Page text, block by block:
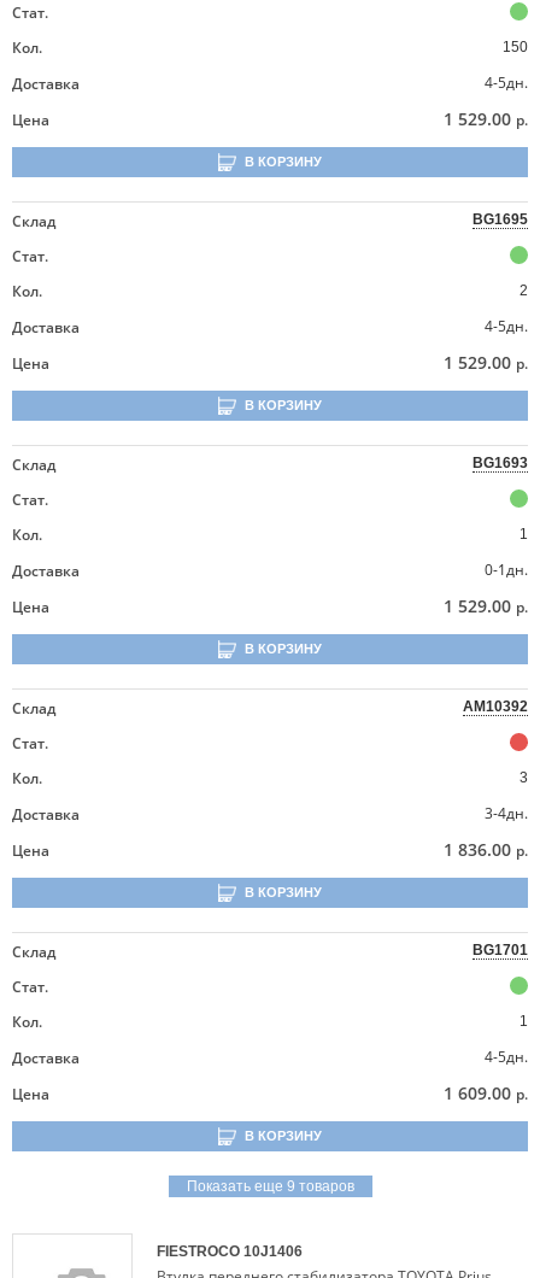
Стат.
Кол.
150
Доставка
4-5дн.
Цена
1 529.00 р.
В КОРЗИНУ
Склад BG1695
Стат.
Кол.
2
Доставка
4-5дн.
Цена
1 529.00 р.
В КОРЗИНУ
Склад BG1693
Стат.
Кол.
1
Доставка
0-1дн.
Цена
1 529.00 р.
В КОРЗИНУ
Склад AM10392
Стат.
Кол.
3
Доставка
3-4дн.
Цена
1 836.00 р.
В КОРЗИНУ
Склад BG1701
Стат.
Кол.
1
Доставка
4-5дн.
Цена
1 609.00 р.
В КОРЗИНУ
Показать еще 9 товаров
FIESTROCO 10J1406